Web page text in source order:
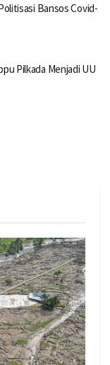
Bansos Covid-
Pilkada Menjadi UU